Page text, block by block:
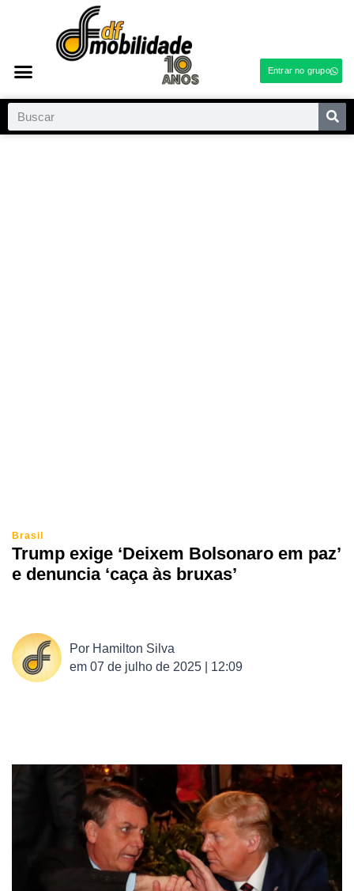
Entrar no grupo
Brasil
Trump exige ‘Deixem Bolsonaro em paz’
e denuncia ‘caça às bruxas’
Por Hamilton Silva
em 07 de julho de 2025 | 12:09